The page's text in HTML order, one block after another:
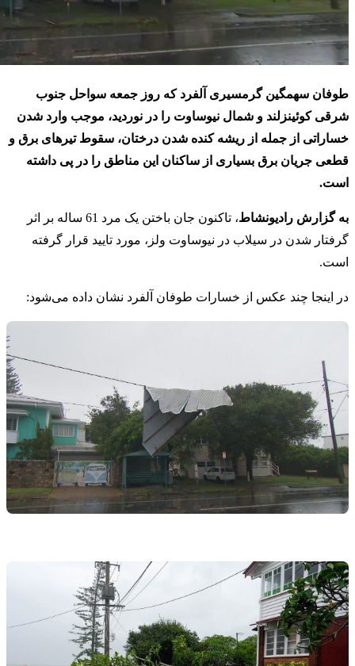
طوفان سهمگین گرمسیری آلفرد که روز جمعه سواحل جنوب
شرقی کوئینزلند و شمال نیوساوت را در نوردید، موجب وارد شدن
خساراتی از جمله از ریشه کنده شدن درختان، سقوط تیرهای برق و
قطعی جریان برق بسیاری از ساکنان این مناطق را در پی داشته
است.
به گزارش رادیونشاط
، تاکنون جان باختن یک مرد 61 ساله بر اثر
گرفتار شدن در سیلاب در نیوساوت ولز، مورد تایید قرار گرفته
است.
در اینجا چند عکس از خسارات طوفان آلفرد نشان داده می‌شود: